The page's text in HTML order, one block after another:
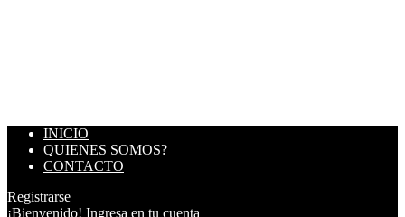
INICIO
QUIENES SOMOS?
CONTACTO
Registrarse
¡Bienvenido! Ingresa en tu cuenta